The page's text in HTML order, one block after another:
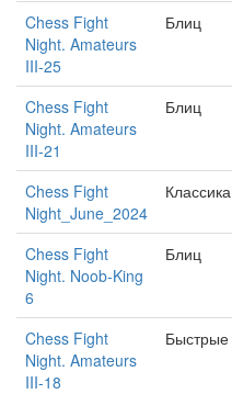
Chess Fight
Night. Amateurs
III-25
Блиц
Chess Fight
Night. Amateurs
III-21
Блиц
Chess Fight
Night_June_2024
Классика
Chess Fight
Night. Noob-King
6
Блиц
Chess Fight
Night. Amateurs
III-18
Быстрые